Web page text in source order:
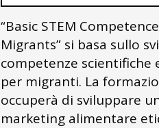
“Basic STEM
Migrants” si basa sullo
competenze scientifiche
per migranti. La
occuperà di sviluppare
marketing alimentare